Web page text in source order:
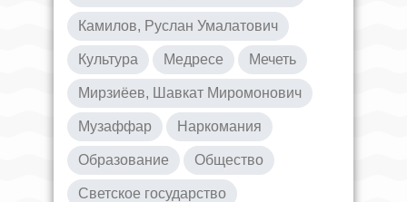
Камилов, Руслан Умалатович
Культура Медресе Мечеть
Мирзиёев, Шавкат Миромонович
Музаффар Наркомания
Образование Общество
Светское государство